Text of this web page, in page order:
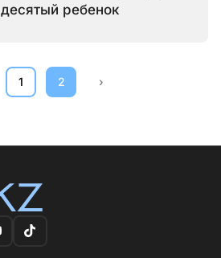
десятый ребенок
1 2 ›